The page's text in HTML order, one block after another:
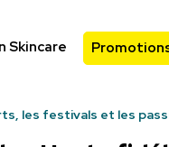
Skincare
les festivals et les